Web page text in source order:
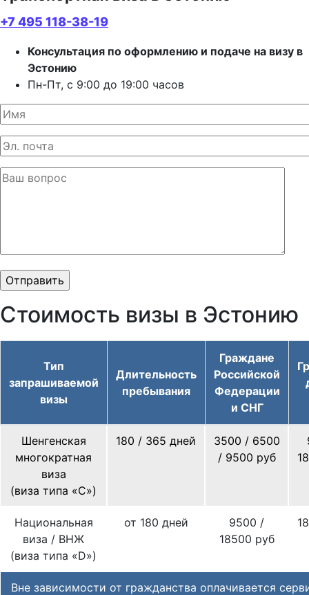
+7 495 118-38-19
Консультация по оформлению и подаче на визу в
Эстонию
Пн-Пт, с 9:00 до 19:00 часов
Стоимость визы в Эстонию
Тип
запрашиваемой
визы
Длительность
пребывания
Граждане
Российской
Федерации
и СНГ
Шенгенская
многократная
виза
(виза типа «С»)
180 / 365 дней
3500 / 6500
/ 9500 руб
Национальная
виза / ВНЖ
(виза типа «D»)
от 180 дней
9500 /
18500 руб
Вне зависимости от гражданства оплачивается